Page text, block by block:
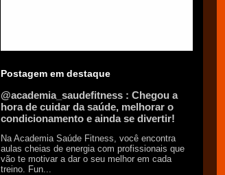
Postagem em destaque
@academia_saudefitness : Chegou a
hora de cuidar da saúde, melhorar o
condicionamento e ainda se divertir!
Na Academia Saúde Fitness, você encontra
aulas cheias de energia com profissionais que
vão te motivar a dar o seu melhor em cada
treino. Fun...